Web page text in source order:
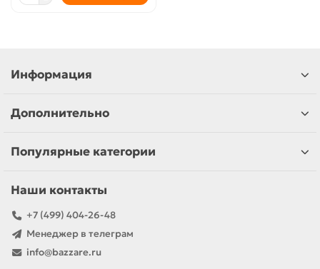
Информация
Дополнительно
Популярные категории
Наши контакты
+7 (499) 404-26-48
Менеджер в телеграм
info@bazzare.ru